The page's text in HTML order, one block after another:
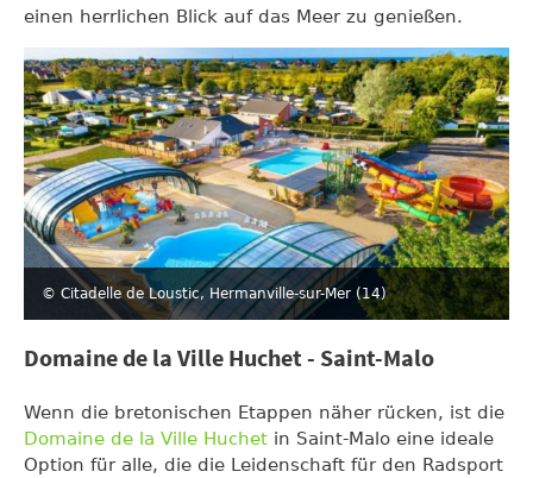
einen herrlichen Blick auf das Meer zu genießen.
© Citadelle de Loustic, Hermanville-sur-Mer (14)
Domaine de la Ville Huchet - Saint-Malo
Wenn die bretonischen Etappen näher rücken, ist die
Domaine de la Ville Huchet in Saint-Malo eine ideale
Option für alle, die die Leidenschaft für den Radsport